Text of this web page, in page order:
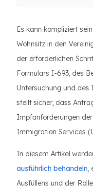
Es kann kompliziert
Wohnsitz in den
der erforderlichen
Formulars I-693, des
Untersuchung und des
stellt sicher, dass
Impfanforderungen
Immigration Services
In diesem Artikel
ausführlich behandeln,
Ausfüllens und der